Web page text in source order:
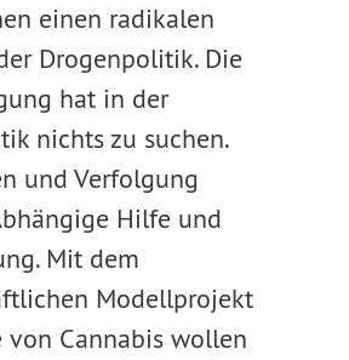
einen radikalen
Drogenpolitik. Die
hat in der
nichts zu suchen.
und Verfolgung
Hilfe und
Mit dem
Modellprojekt
von Cannabis wollen